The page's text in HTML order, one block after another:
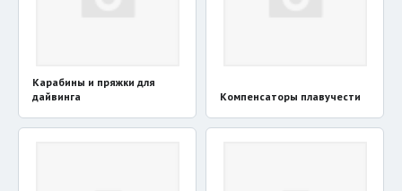
Карабины и пряжки для
дайвинга
Компенсаторы плавучести